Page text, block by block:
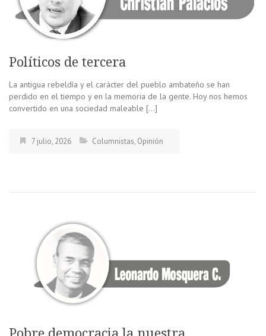
Políticos de tercera
La antigua rebeldía y el carácter del pueblo ambateño se han
perdido en el tiempo y en la memoria de la gente. Hoy nos hemos
convertido en una sociedad maleable […]
7 julio, 2026 Columnistas, Opinión